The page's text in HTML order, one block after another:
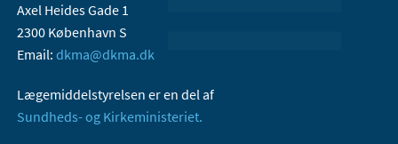
Axel Heides Gade 1
2300 København S
Email: dkma@dkma.dk
Lægemiddelstyrelsen er en del af
Sundheds- og Kirkeministeriet.